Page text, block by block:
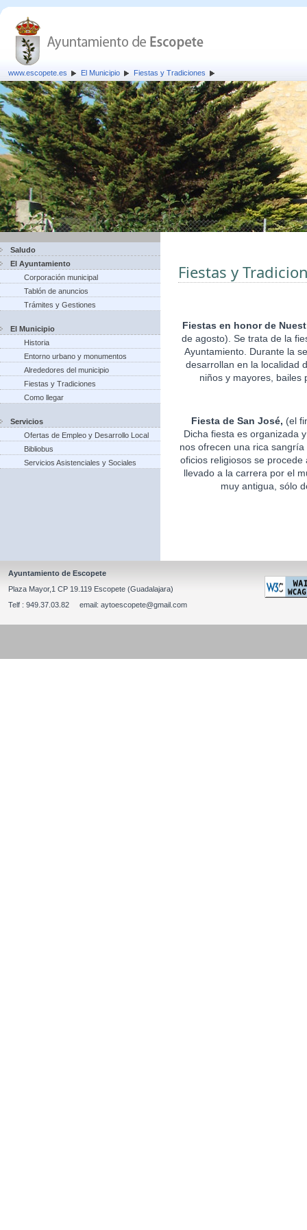
www.escopete.es El Municipio Fiestas y Tradiciones
Saludo
El Ayuntamiento
Corporación municipal
Tablón de anuncios
Trámites y Gestiones
El Municipio
Historia
Entorno urbano y monumentos
Alrededores del municipio
Fiestas y Tradiciones
Como llegar
Servicios
Ofertas de Empleo y Desarrollo Local
Bibliobus
Servicios Asistenciales y Sociales
Fiestas y
Fiestas en honor de
de agosto). Se trata de la
Ayuntamiento. Durante la
desarrollan en la localidad
niños y mayores, bailes
Fiesta de San José, (el
Dicha fiesta es organizada
nos ofrecen una rica
oficios religiosos se
llevado a la carrera por el
muy antigua, sólo
Ayuntamiento de Escopete
Plaza Mayor,1 CP 19.119 Escopete (Guadalajara)
Telf : 949.37.03.82 email: aytoescopete@gmail.com